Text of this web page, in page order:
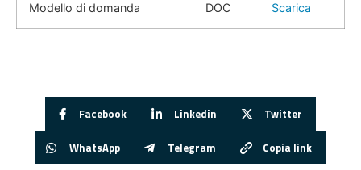
Modello di domanda DOC Scarica
Facebook Linkedin Twitter
WhatsApp Telegram Copia link